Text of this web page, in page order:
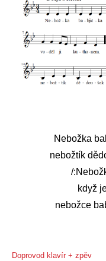
Nebožka
nebožtík
/
když
nebožce
Doprovod klavír + zpěv